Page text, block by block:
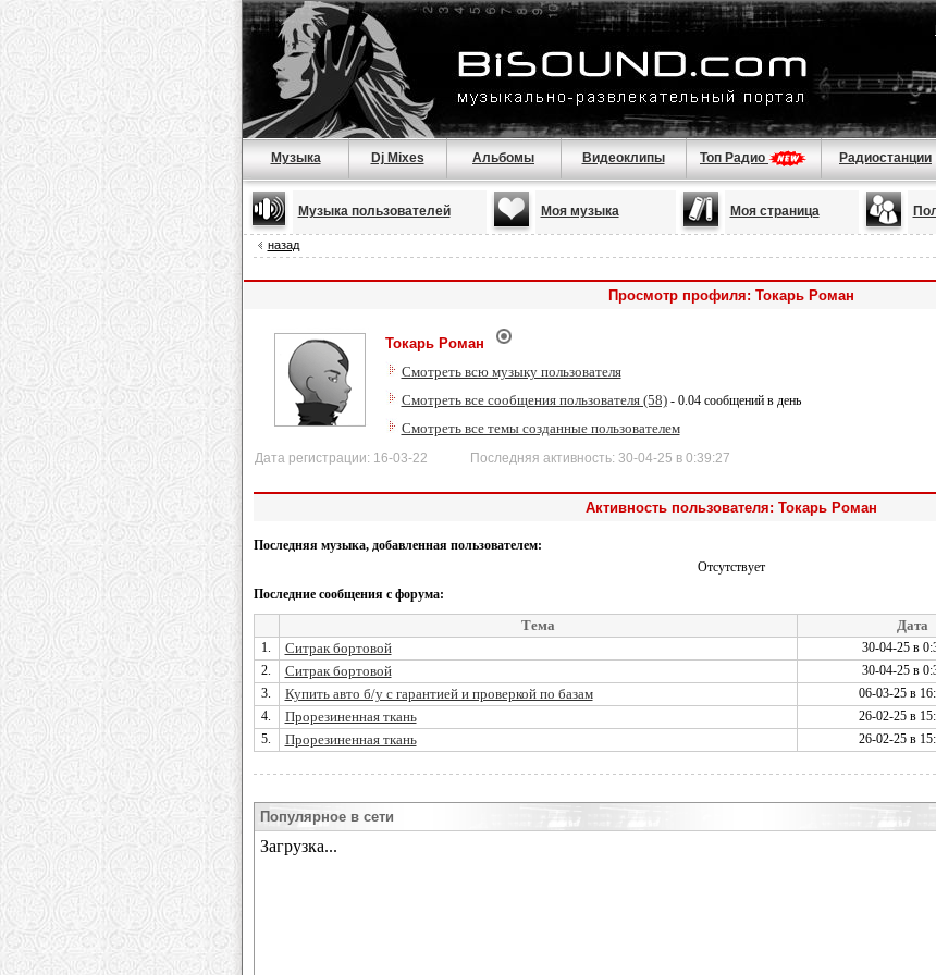
Музыка Dj Mixes Альбомы Видеоклипы Топ Радио Радиостанции
Музыка пользователей Моя музыка Моя страница
назад
Просмотр профиля: Токарь Роман
Токарь Роман
Смотреть всю музыку пользователя
Смотреть все сообщения пользователя (58)- 0.04 сообщений в день
Смотреть все темы созданные пользователем
Дата регистрации: 16-03-22 Последняя активность: 30-04-25 в 0:39:27
Активность пользователя: Токарь Роман
Последняя музыка, добавленная пользователем:
Отсутствует
Последние сообщения с форума:
Тема
Дата
1. Ситрак бортовой 30-04-25 в
2. Ситрак бортовой 30-04-25 в
3. Купить авто б/у с гарантией и проверкой по базам 06-03-25 в
4. Прорезиненная ткань 26-02-25 в
5. Прорезиненная ткань 26-02-25 в
Популярное в сети